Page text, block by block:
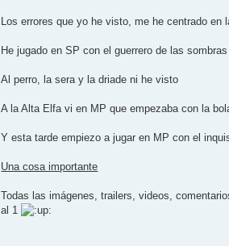
Los errores que yo he visto, me he centrado
He jugado en SP con el guerrero de las
Al perro, la sera y la driade ni he visto
A la Alta Elfa vi en MP que empezaba con la
Y esta tarde empiezo a jugar en MP con el
Una cosa importante
Todas las imágenes, trailers, videos,
al 1